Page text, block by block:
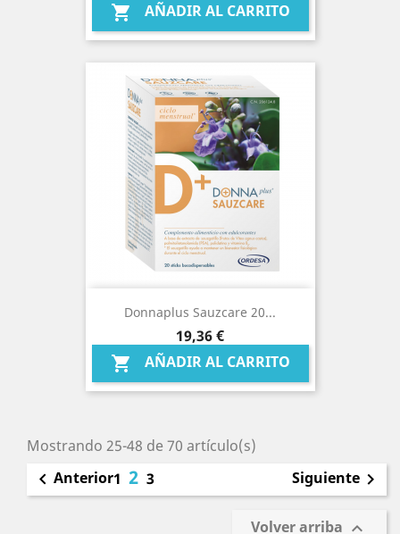
 AÑADIR AL CARRITO
Donnaplus Sauzcare 20...
Precio
19,36 €
 AÑADIR AL CARRITO
Mostrando 25-48 de 70 artículo(s)
 Anterior1 2 3 Siguiente 
Volver arriba 